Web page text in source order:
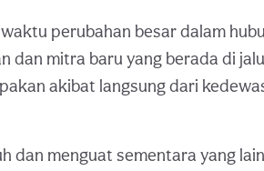
perubahan besar dalam
dan mitra baru yang berada di
akibat langsung dari
dan menguat sementara yang